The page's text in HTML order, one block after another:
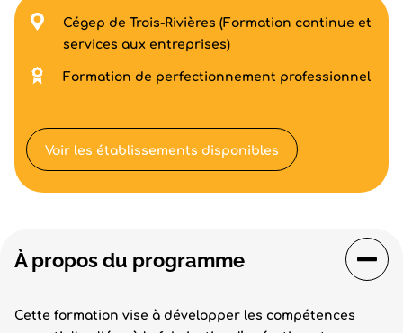
À propos du programme
Cette formation vise à développer les compétences
Cégep de Trois-Rivières (Formation continue et
services aux entreprises)
Formation de perfectionnement professionnel
Voir les établissements disponibles